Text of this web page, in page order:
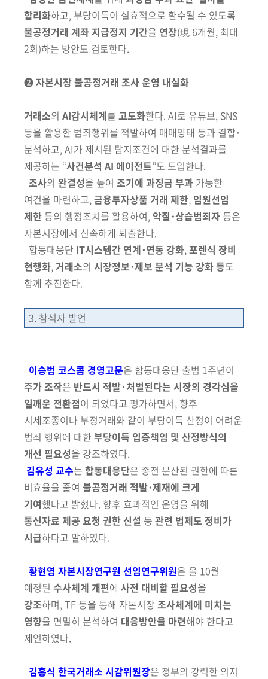
합리화하고, 부당이득이 실효적으로 환수될 수 있도록
불공정거래 계좌 지급정지 기간을 연장(現 6개월, 최대
2회)하는 방안도 검토한다.
➋자본시장 불공정거래 조사 운영 내실화
거래소의 AI감시체계를 고도화한다. AI로 유튜브, SNS
등을 활용한 범죄행위를 적발하여 매매양태 등과 결합･
분석하고, AI가 제시된 탐지조건에 대한 분석결과를
제공하는 “사건분석 AI 에이전트”도 도입한다.
조사의 완결성을 높여 조기에 과징금 부과 가능한
여건을 마련하고,금융투자상품 거래 제한, 임원선임
제한 등의 행정조치를 활용하여, 악질･상습범죄자 등은
자본시장에서 신속하게 퇴출한다.
합동대응단 IT시스템간 연계･연동 강화,포렌식 장비
현행화,거래소의 시장정보･제보 분석 기능 강화 등도
함께 추진한다.
3. 참석자 발언
이승범 코스콤 경영고문은 합동대응단 출범 1주년이
주가 조작은 반드시 적발·처벌된다는 시장의 경각심을
일깨운 전환점이 되었다고 평가하면서, 향후
시세조종이나 부정거래와 같이 부당이득 산정이 어려운
범죄 행위에 대한 부당이득 입증책임 및 산정방식의
개선 필요성을 강조하였다.
김유성 교수는 합동대응단은 종전 분산된 권한에 따른
비효율을 줄여 불공정거래 적발･제재에 크게
기여했다고 밝혔다. 향후 효과적인 운영을 위해
통신자료 제공 요청 권한 신설 등 관련 법제도 정비가
시급하다고 말하였다.
황현영 자본시장연구원 선임연구위원은 올 10월
예정된 수사체계 개편에 사전 대비할 필요성을
강조하며, TF 등을 통해 자본시장 조사체계에 미치는
영향을 면밀히 분석하여 대응방안을 마련해야 한다고
제언하였다.
김홍식 한국거래소 시감위원장은 정부의 강력한 의지